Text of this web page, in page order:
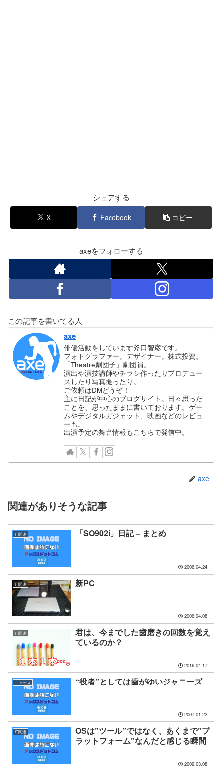
シェアする
X Facebook コピー
axeをフォローする
この記事を書いてる人
axe
俳優活動をしています斧口智彦です。
フォトグラファー。デザイナー。株式投資。
「Theatre劇団子」劇団員。
演出や演技講師やチラシ作ったりプロデュー
スしたり写真撮ったり。
ご依頼はDMどうぞ！
主に日記が中心のブログサイト。日々思った
ことを、思ったままに書いております。ゲー
ムやデジタルガジェット、映画などのレビュ
ーも。
出演予定の舞台情報もこちらで発信中。
axe
関連がありそうな記事
IT関連 「SO902i」日記 – まとめ
2006.04.24
IT関連 新PC
2006.04.08
IT関連
君は、今までした歯磨きの回数を覚え
ているのか？
2016.04.17
ニュース “役者”としては歯がゆいジャニーズ
2007.01.22
IT関連
OSは”ツール”ではなく、あくまで”プ
ラットフォーム”なんだと感じる瞬間
2009.03.08